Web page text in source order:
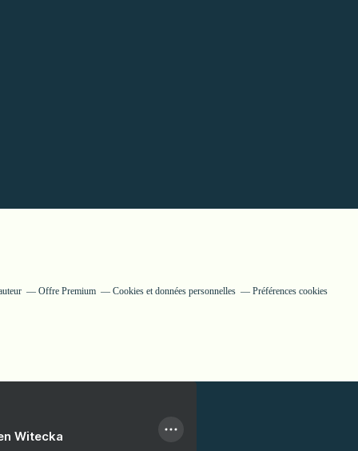
Offre Premium Cookies et données personnelles Préférences cookies
Witecka